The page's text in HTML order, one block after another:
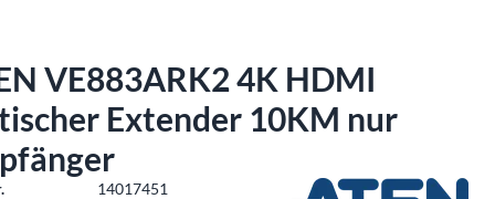
VE883ARK2 4K HDMI
Extender 10KM nur
14017451